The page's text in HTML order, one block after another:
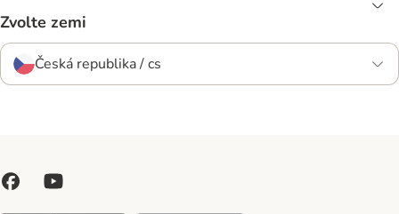
Zvolte zemi
Česká republika / cs